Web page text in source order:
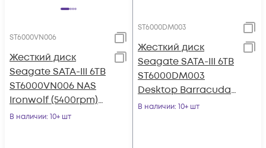
ST6000VN006
Жесткий диск
Seagate SATA-III 6TB
ST6000VN006 NAS
Ironwolf (5400rpm)
256Mb 3.5"
В наличии: 10+ шт
ST6000DM003
Жесткий диск
Seagate SATA-III 6TB
ST6000DM003
Desktop Barracuda
(5400rpm) 256Mb 3.5"
В наличии: 10+ шт